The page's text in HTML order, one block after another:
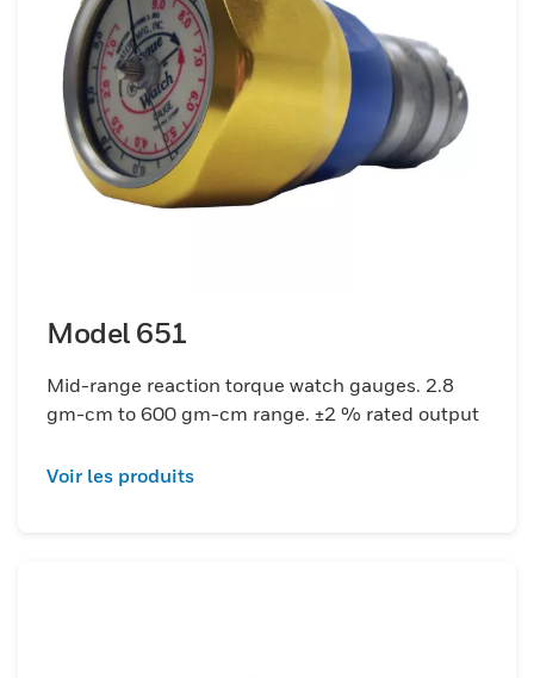
Model 651
Mid-range reaction torque watch gauges. 2.8
gm-cm to 600 gm-cm range. ±2 % rated output
Voir les produits